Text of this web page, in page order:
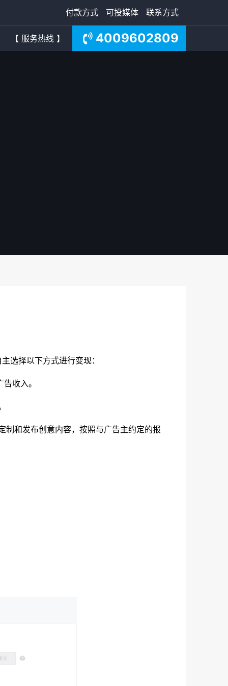
付款方式 可投媒体 联系方式
【 服务热线 】 4009602809
选择以下方式进行变现：
收入。
制和发布创意内容，按照与广告主约定的报